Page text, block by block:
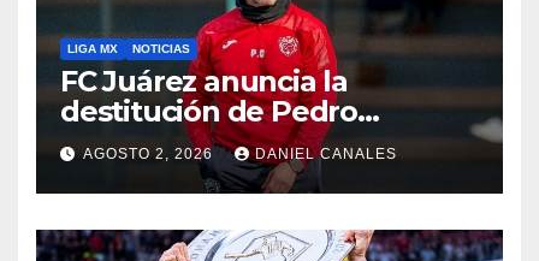
LIGA MX NOTICIAS
FC Juárez anuncia la
destitución de Pedro
Caixinha
AGOSTO 2, 2026 DANIEL CANALES